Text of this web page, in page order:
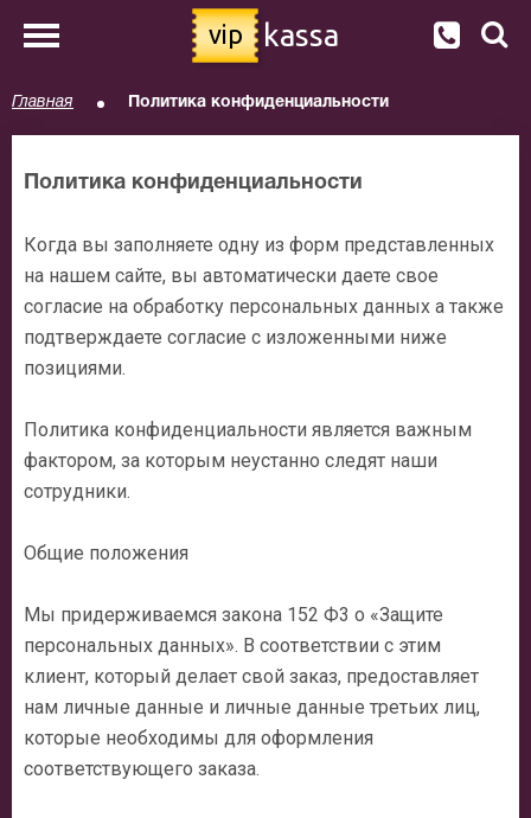
vip kassa
Главная Политика конфиденциальности
Политика конфиденциальности
Когда вы заполняете одну из форм представленных
на нашем сайте, вы автоматически даете свое
согласие на обработку персональных данных а также
подтверждаете согласие с изложенными ниже
позициями.
Политика конфиденциальности является важным
фактором, за которым неустанно следят наши
сотрудники.
Общие положения
Мы придерживаемся закона 152 Ф3 о «Защите
персональных данных». В соответствии с этим
клиент, который делает свой заказ, предоставляет
нам личные данные и личные данные третьих лиц,
которые необходимы для оформления
соответствующего заказа.